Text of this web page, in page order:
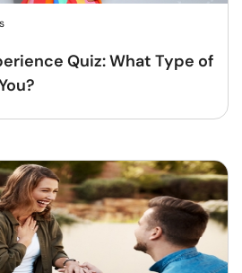
Quiz: What Type of